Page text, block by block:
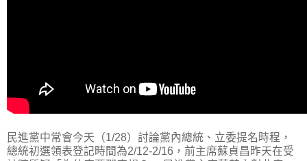
民進黨中常會今天（1/28）討論黨內總統、立委提名時程，
總統初選領表登記時間為2/12-2/16，前主席蘇貞昌昨天在受